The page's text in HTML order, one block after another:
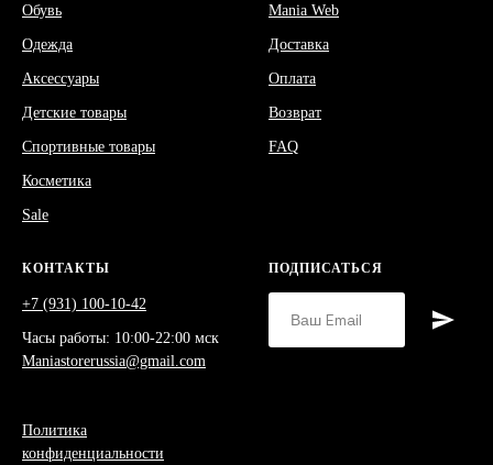
Обувь
Одежда
Аксессуары
Детские товары
Спортивные товары
Косметика
Sale
Mania Web
Доставка
Оплата
Возврат
FAQ
КОНТАКТЫ
+7 (931) 100-10-42
Часы работы: 10:00-22:00 мск
Maniastorerussia@gmail.com
Политика
конфиденциальности
ПОДПИСАТЬСЯ